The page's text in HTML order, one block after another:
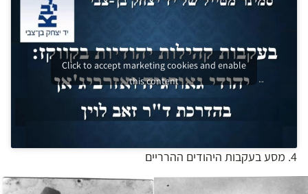
Click to accept marketing cookies and enable
this content
4. מסע בעקבות היהודים ההרריים